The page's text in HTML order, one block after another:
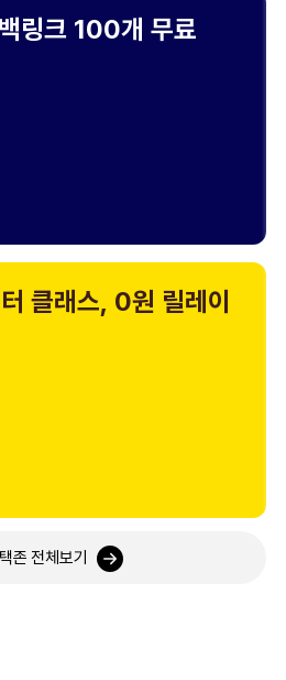
링크 100개 무료
클래스, 0원 릴레이
존 전체보기